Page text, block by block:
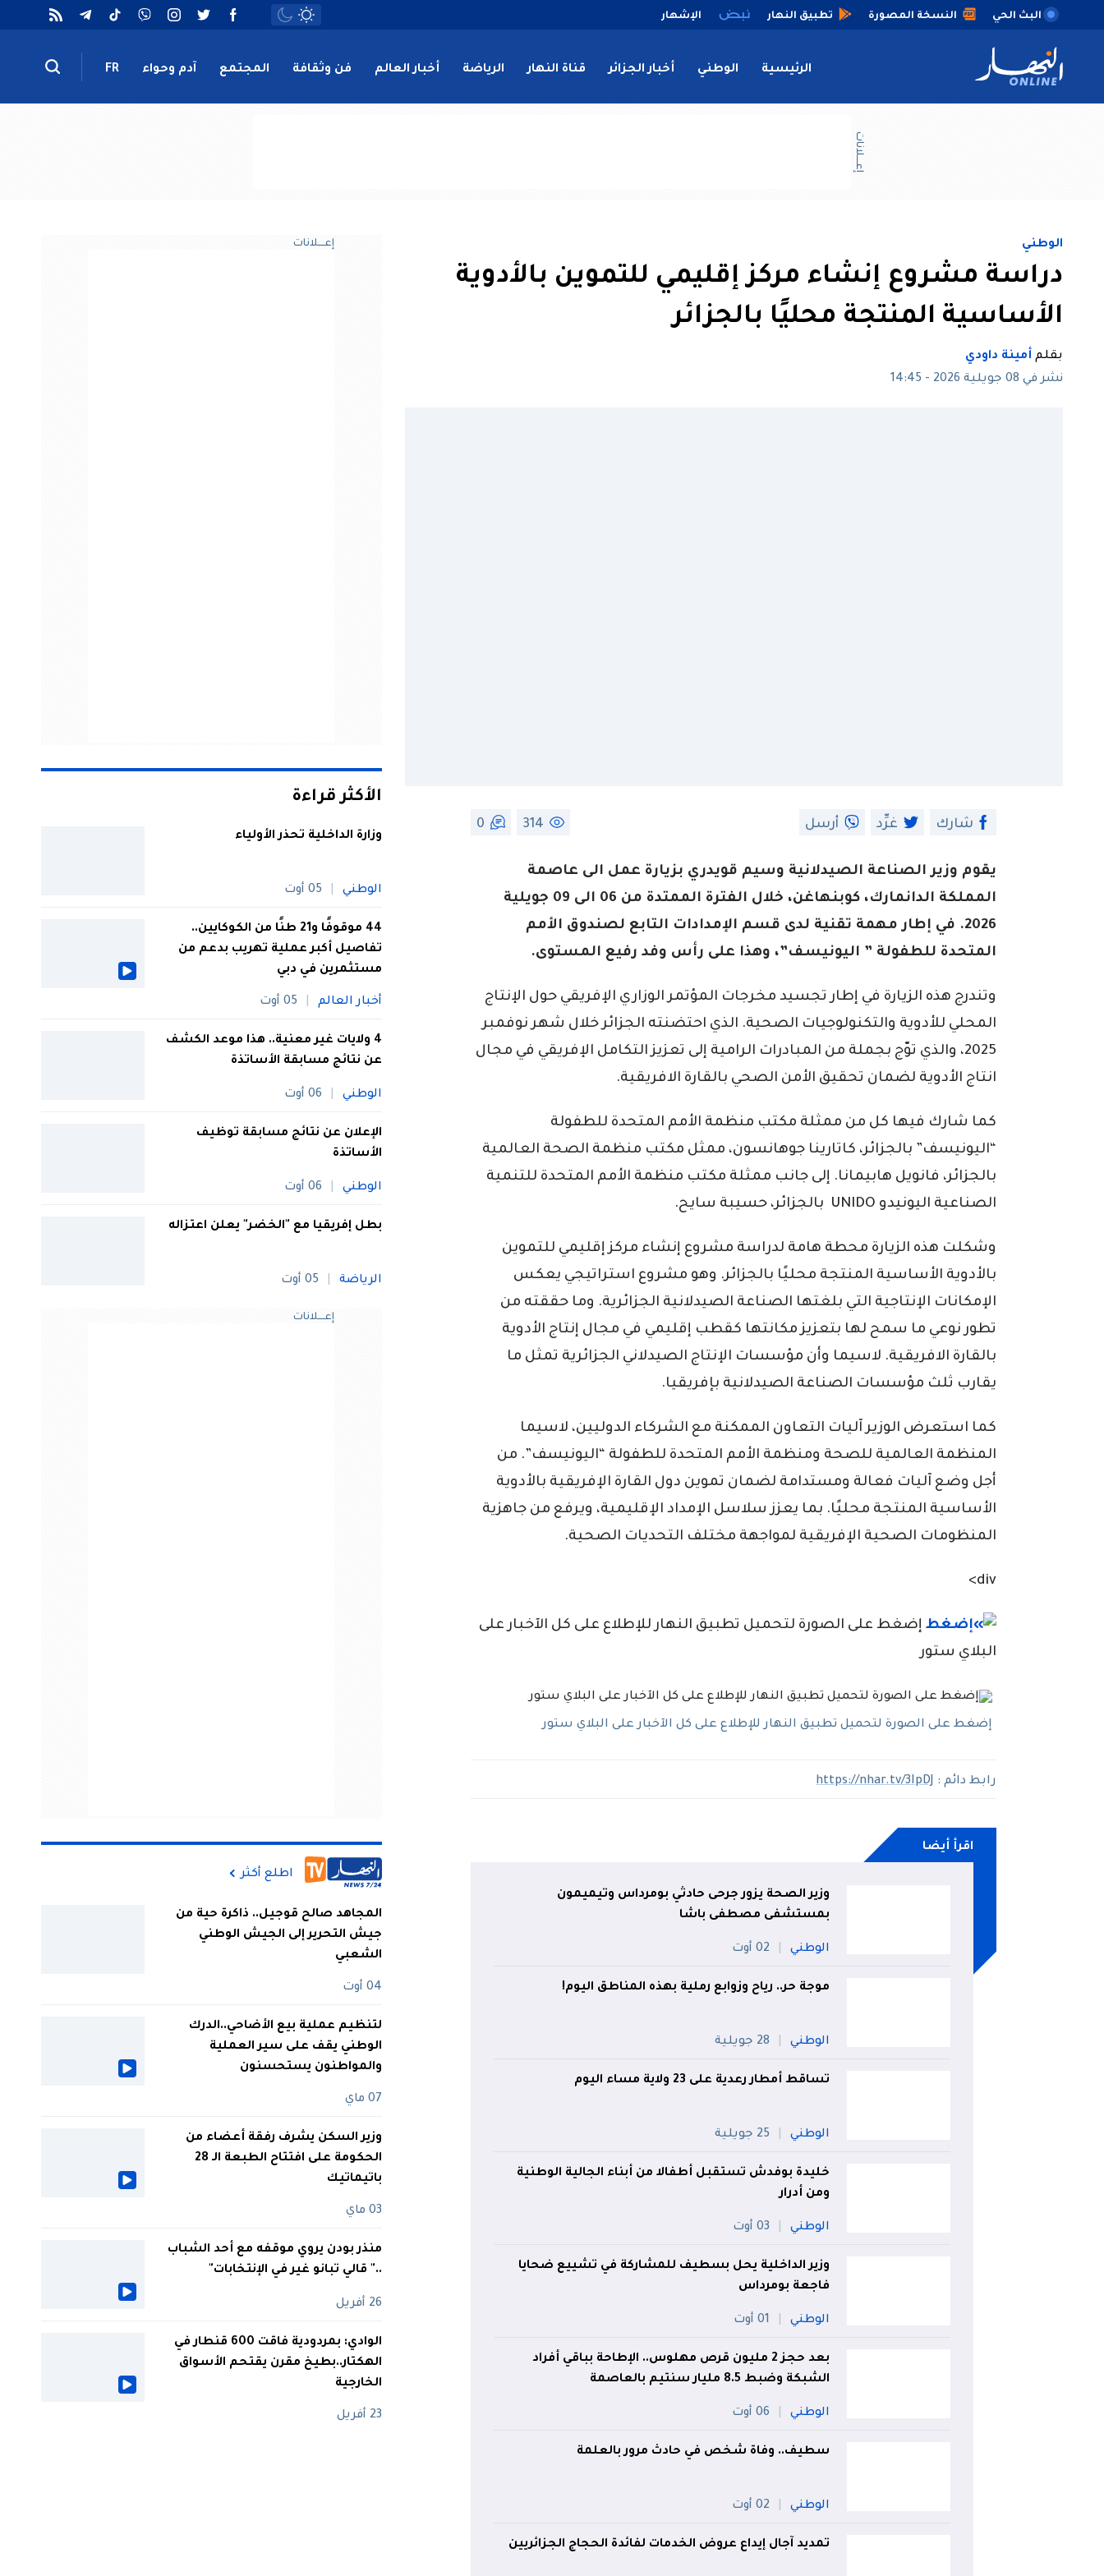
البث الحي النسخة المصورة تطبيق النهار الإشهار
الرئيسية الوطني أخبار الجزائر قناة النهار الرياضة أخبار العالم فن وثقافة المجتمع آدم وحواء FR
إعــــلانات
الوطني
دراسة مشروع إنشاء مركز إقليمي للتموين بالأدوية
الأساسية المنتجة محليًا بالجزائر
بقلم أمينة داودي
نشر في 08 جويلية 2026 - 14:45
شارك غرِّد أرسل 314
0
يقوم وزير الصناعة الصيدلانية وسيم قويدري بزيارة عمل الى عاصمة
المملكة الدانمارك، كوبنهاغن، خلال الفترة الممتدة من 06 الى 09 جويلية
2026. في إطار مهمة تقنية لدى قسم الإمدادات التابع لصندوق الأمم
المتحدة للطفولة ” اليونيسف”، وهذا على رأس وفد رفيع المستوى.
وتندرج هذه الزيارة في إطار تجسيد مخرجات المؤتمر الوزاري الإفريقي حول الإنتاج
المحلي للأدوية والتكنولوجيات الصحية. الذي احتضنته الجزائر خلال شهر نوفمبر
2025، والذي توّج بجملة من المبادرات الرامية إلى تعزيز التكامل الإفريقي في مجال
انتاج الأدوية لضمان تحقيق الأمن الصحي بالقارة الافريقية.
كما شارك فيها كل من ممثلة مكتب منظمة الأمم المتحدة للطفولة
“اليونيسف” بالجزائر، كاتارينا جوهانسون، ممثل مكتب منظمة الصحة العالمية
بالجزائر، فانويل هابيمانا. إلى جانب ممثلة مكتب منظمة الأمم المتحدة للتنمية
الصناعية اليونيدو UNIDO بالجزائر، حسيبة سايح.
وشكلت هذه الزيارة محطة هامة لدراسة مشروع إنشاء مركز إقليمي للتموين
بالأدوية الأساسية المنتجة محليًا بالجزائر. وهو مشروع استراتيجي يعكس
الإمكانات الإنتاجية التي بلغتها الصناعة الصيدلانية الجزائرية. وما حققته من
تطور نوعي ما سمح لها بتعزيز مكانتها كقطب إقليمي في مجال إنتاج الأدوية
بالقارة الافريقية. لاسيما وأن مؤسسات الإنتاج الصيدلاني الجزائرية تمثل ما
يقارب ثلث مؤسسات الصناعة الصيدلانية بإفريقيا.
كما استعرض الوزير آليات التعاون الممكنة مع الشركاء الدوليين، لاسيما
المنظمة العالمية للصحة ومنظمة الأمم المتحدة للطفولة “اليونيسف”. من
أجل وضع آليات فعالة ومستدامة لضمان تموين دول القارة الإفريقية بالأدوية
الأساسية المنتجة محليًا. بما يعزز سلاسل الإمداد الإقليمية، ويرفع من جاهزية
المنظومات الصحية الإفريقية لمواجهة مختلف التحديات الصحية.
div>
إضغط على الصورة لتحميل تطبيق النهار للإطلاع على كل الآخبار على
البلاي ستور
إضغط على الصورة لتحميل تطبيق النهار للإطلاع على كل الآخبار على البلاي ستور
رابط دائم : https://nhar.tv/3IpDJ
اقرأ أيضا
​وزير الصحة يزور جرحى حادثي بومرداس وتيميمون
بمستشفى مصطفى باشا
الوطني 02 أوت
موجة حر.. رياح وزوابع رملية بهذه المناطق اليوم!
الوطني 28 جويلية
تساقط أمطار رعدية على 23 ولاية مساء اليوم
الوطني 25 جويلية
خليدة بوفدش تستقبل أطفالا من أبناء الجالية الوطنية
ومن أدرار
الوطني 03 أوت
وزير الداخلية يحل بسطيف للمشاركة في تشييع ضحايا
فاجعة بومرداس
الوطني 01 أوت
بعد حجز 2 مليون قرص مهلوس.. الإطاحة بباقي أفراد
الشبكة وضبط 8.5 مليار سنتيم بالعاصمة
الوطني 06 أوت
سطيف.. وفاة شخص في حادث مرور بالعلمة
الوطني 02 أوت
تمديد آجال إيداع عروض الخدمات لفائدة الحجاج الجزائريين
إعــــلانات
الأكثر قراءة
وزارة الداخلية تحذر الأولياء
الوطني 05 أوت
44 موقوفًا و21 طنًا من الكوكايين..
تفاصيل أكبر عملية تهريب بدعم من
مستثمرين في دبي
أخبار العالم 05 أوت
4 ولايات غير معنية.. هذا موعد الكشف
عن نتائج مسابقة الأساتذة
الوطني 06 أوت
الإعلان عن نتائج مسابقة توظيف
الأساتذة
الوطني 06 أوت
بطل إفريقيا مع "الخضر" يعلن اعتزاله
الرياضة 05 أوت
إعــــلانات
اطلع أكثر
المجاهد صالح قوجيل.. ذاكرة حية من
جيش التحرير إلى الجيش الوطني
الشعبي
04 أوت
لتنظيم عملية بيع الأضاحي..الدرك
الوطني يقف على سير العملية
والمواطنون يستحسنون
07 ماي
وزير السكن يشرف رفقة أعضاء من
الحكومة على افتتاح الطبعة الـ 28
باتيماتيك
03 ماي
منذر بودن يروي موقفه مع أحد الشباب
.." قالي تبانو غير في الإنتخابات"
26 أفريل
الوادي: بمردودية فاقت 600 قنطار في
الهكتار..بطيخ مقرن يقتحم الأسواق
الخارجية
23 أفريل